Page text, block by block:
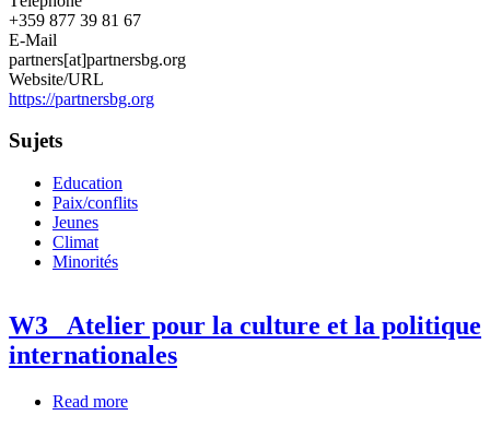
+359 877 39 81 67
E-Mail
partners[at]partnersbg.org
Website/URL
https://partnersbg.org
Sujets
Education
Paix/conflits
Jeunes
Climat
Minorités
W3_ Atelier pour la culture et la politique
internationales
Read more